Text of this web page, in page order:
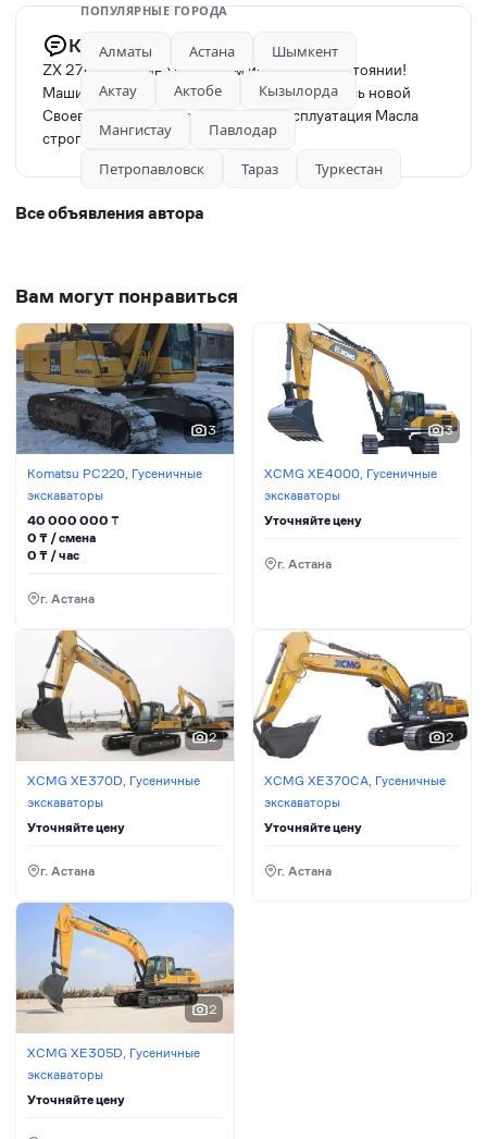
Комментарий продавца
ZX 270-3 Машина в рабочем исправном состоянии!
Машина в одних руках с 2011 года покупалась новой
Своевременный уход и бережная эксплуатация Масла
строго от хитачи Возможен обмен!
Все объявления автора
Вам могут понравиться
3
Komatsu PC220, Гусеничные
экскаваторы
40 000 000 ₸
0 ₸ / сменa
0 ₸ / час
г. Астана
3
XCMG XE4000, Гусеничные
экскаваторы
Уточняйте цену
г. Астана
2
XCMG XE370D, Гусеничные
экскаваторы
Уточняйте цену
г. Астана
2
XCMG XE370CA, Гусеничные
экскаваторы
Уточняйте цену
г. Астана
2
XCMG XE305D, Гусеничные
экскаваторы
Уточняйте цену
ПОПУЛЯРНЫЕ ГОРОДА
Алматы Астана
Шымкент
Актау
Актобе
Кызылорда
Мангистау
Павлодар
Петропавловск
Тараз Туркестан